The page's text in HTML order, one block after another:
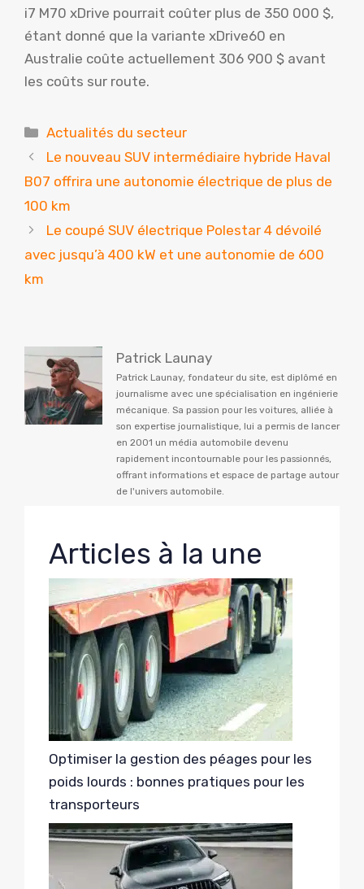
i7 M70 xDrive pourrait coûter plus de 350 000 $,
étant donné que la variante xDrive60 en
Australie coûte actuellement 306 900 $ avant
les coûts sur route.
Catégories
Actualités du secteur
Le nouveau SUV intermédiaire hybride Haval
B07 offrira une autonomie électrique de plus de
100 km
Le coupé SUV électrique Polestar 4 dévoilé
avec jusqu’à 400 kW et une autonomie de 600
km
Patrick Launay
Patrick Launay, fondateur du site, est diplômé en
journalisme avec une spécialisation en ingénierie
mécanique. Sa passion pour les voitures, alliée à
son expertise journalistique, lui a permis de lancer
en 2001 un média automobile devenu
rapidement incontournable pour les passionnés,
offrant informations et espace de partage autour
de l'univers automobile.
Articles à la une
Optimiser la gestion des péages pour les
poids lourds : bonnes pratiques pour les
transporteurs